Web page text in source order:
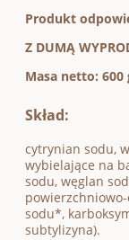
Produkt
Z DUMĄ
Masa netto: 600
Skład:
cytrynian sodu,
wybielające na
sodu, węglan
sodu*,
subtylizyna).